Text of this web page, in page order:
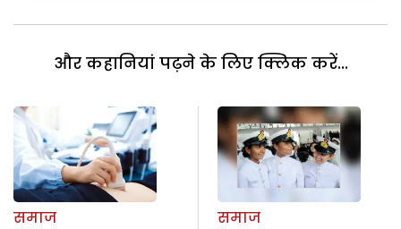
और कहानियां पढ़ने के लिए क्लिक करें...
समाज
समाज